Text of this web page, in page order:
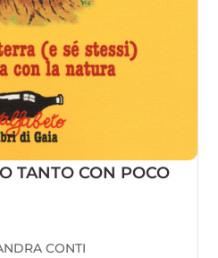
TANTO CON POCO
CONTI